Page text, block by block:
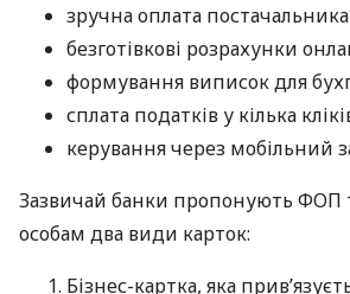
зручна оплата
безготівкові розрахунки
формування виписок для
сплата податків у кілька
керування через мобільний
Зазвичай банки пропонують
особам два види карток:
Бізнес-картка, яка